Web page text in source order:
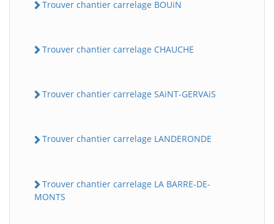
Trouver chantier carrelage BOUiN
Trouver chantier carrelage CHAUCHE
Trouver chantier carrelage SAiNT-GERVAiS
Trouver chantier carrelage LANDERONDE
Trouver chantier carrelage LA BARRE-DE-
MONTS